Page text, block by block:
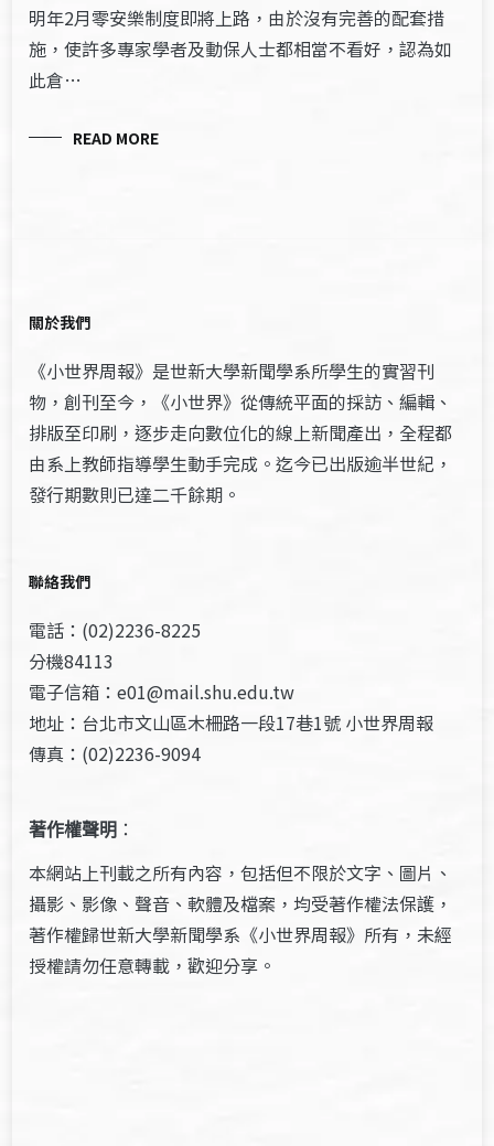
明年2月零安樂制度即將上路，由於沒有完善的配套措
施，使許多專家學者及動保人士都相當不看好，認為如
此倉…
READ MORE
關於我們
《小世界周報》是世新大學新聞學系所學生的實習刊
物，創刊至今，《小世界》從傳統平面的採訪、編輯、
排版至印刷，逐步走向數位化的線上新聞產出，全程都
由系上教師指導學生動手完成。迄今已出版逾半世紀，
發行期數則已達二千餘期。
聯絡我們
電話：(02)2236-8225
分機84113
電子信箱：e01@mail.shu.edu.tw
地址：台北市文山區木柵路一段17巷1號 小世界周報
傳真：(02)2236-9094
著作權聲明 ：
本網站上刊載之所有內容，包括但不限於文字、圖片、
攝影、影像、聲音、軟體及檔案，均受著作權法保護，
著作權歸世新大學新聞學系《小世界周報》所有，未經
授權請勿任意轉載，歡迎分享。